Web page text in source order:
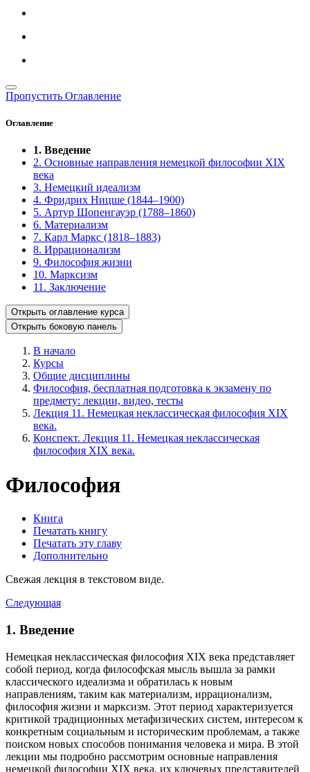
Пропустить Оглавление
Оглавление
1. Введение
2. Основные направления немецкой философии XIX
века
3. Немецкий идеализм
4. Фридрих Ницше (1844–1900)
5. Артур Шопенгауэр (1788–1860)
6. Материализм
7. Карл Маркс (1818–1883)
8. Иррационализм
9. Философия жизни
10. Марксизм
11. Заключение
Открыть оглавление курса
Открыть боковую панель
В начало
Курсы
Общие дисциплины
Философия, бесплатная подготовка к экзамену по
предмету: лекции, видео, тесты
Лекция 11. Немецкая неклассическая философия XIX
века.
Конспект. Лекция 11. Немецкая неклассическая
философия XIX века.
Философия
Книга
Печатать книгу
Печатать эту главу
Дополнительно
Свежая лекция в текстовом виде.
Следующая
1. Введение
Немецкая неклассическая философия XIX века представляет
собой период, когда философская мысль вышла за рамки
классического идеализма и обратилась к новым
направлениям, таким как материализм, иррационализм,
философия жизни и марксизм. Этот период характеризуется
критикой традиционных метафизических систем, интересом к
конкретным социальным и историческим проблемам, а также
поиском новых способов понимания человека и мира. В этой
лекции мы подробно рассмотрим основные направления
немецкой философии XIX века, их ключевых представителей